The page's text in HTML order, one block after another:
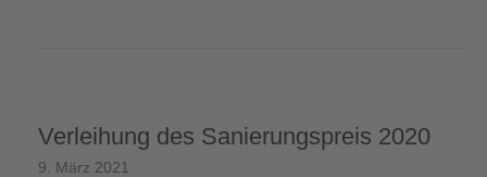
Verleihung des Sanierungspreis 2020
9. März 2021